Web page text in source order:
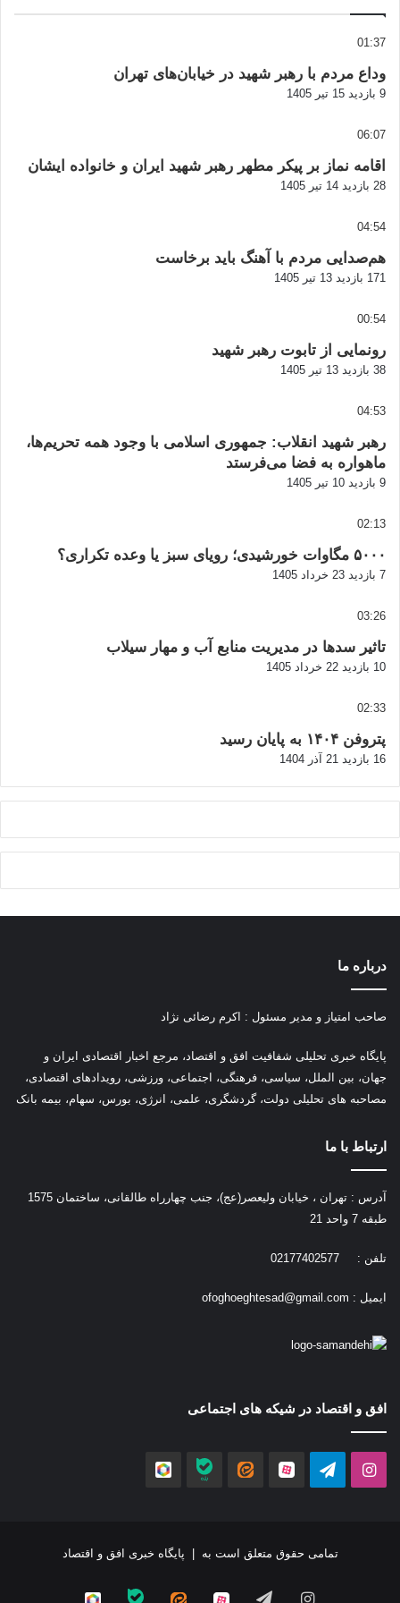
01:37
وداع مردم با رهبر شهید در خیابان‌های تهران
9 بازدید 15 تیر 1405
06:07
اقامه نماز بر پیکر مطهر رهبر شهید ایران و خانواده ایشان
28 بازدید 14 تیر 1405
04:54
هم‌صدایی مردم با آهنگ باید برخاست
171 بازدید 13 تیر 1405
00:54
رونمایی از تابوت رهبر شهید
38 بازدید 13 تیر 1405
04:53
رهبر شهید انقلاب: جمهوری اسلامی با وجود همه تحریم‌ها،
ماهواره به فضا می‌فرستد
9 بازدید 10 تیر 1405
02:13
۵۰۰۰ مگاوات خورشیدی؛ رویای سبز یا وعده تکراری؟
7 بازدید 23 خرداد 1405
03:26
تاثیر سدها در مدیریت منابع آب و مهار سیلاب
10 بازدید 22 خرداد 1405
02:33
پتروفن ۱۴۰۴ به پایان رسید
16 بازدید 21 آذر 1404
درباره ما
صاحب امتیاز و مدیر مسئول : اکرم رضائی نژاد
پایگاه خبری تحلیلی شفافیت افق و اقتصاد، مرجع اخبار اقتصادی ایران و
جهان، بین الملل، سیاسی، فرهنگی، اجتماعی، ورزشی، رویدادهای اقتصادی،
مصاحبه های تحلیلی دولت، گردشگری، علمی، انرژی، بورس، سهام، بیمه بانک
ارتباط با ما
آدرس : تهران ، خیابان ولیعصر(عج)، جنب چهارراه طالقانی، ساختمان 1575
طبقه 7 واحد 21
تلفن : 02177402577
ایمیل : ofoghoeghtesad@gmail.com
افق و اقتصاد در شیکه های اجتماعی
اینستاگرامتلگرام آپارات ایتا بله
تمامی حقوق متعلق است به | پایگاه خبری افق و اقتصاد
اینستاگرامتلگرام